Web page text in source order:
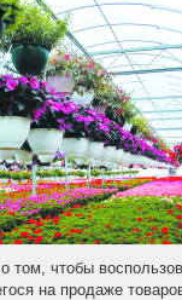
том, чтобы
на продаже